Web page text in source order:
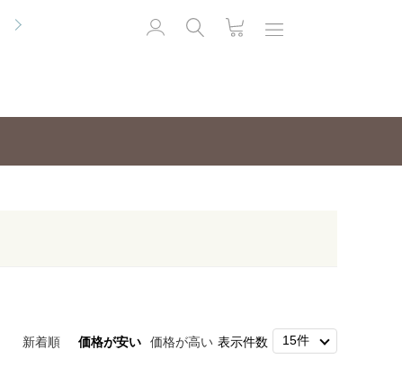
新着順 価格が安い 価格が高い 表示件数